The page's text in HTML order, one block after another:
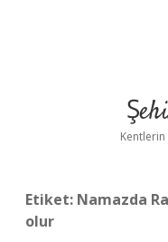
Etiket: Namazda
olur